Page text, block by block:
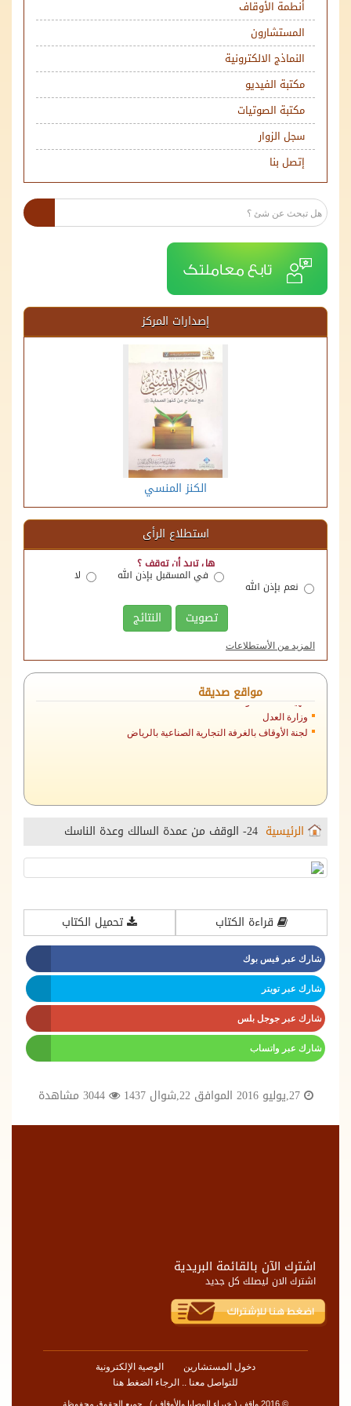
أنطمة الأوقاف
المستشارون
النماذج الالكترونية
مكتبة الفيديو
مكتبة الصوتيات
سجل الزوار
إتصل بنا
إصدارات المركز
الكنز المنسي
استطلاع الرأى
هل تريد أن توقف ؟
نعم بإذن الله
في المسقبل بإذن الله لا
تصويت النتائج
المزيد من الأستطلاعات
مواقع صديقة
الهيئة العامة للأوقاف
وزارة العدل
لجنة الأوقاف بالغرفة التجارية الصناعية بالرياض
الرئيسية 24- الوقف من عمدة السالك وعدة الناسك
قراءة الكتاب تحميل الكتاب
شارك عبر فيس بوك
شارك عبر تويتر
شارك عبر جوجل بلس
شارك عبر واتساب
27,يوليو 2016 الموافق 22,شوال 1437 3044 مشاهدة
اشترك الآن بالقائمة البريدية
اشترك الان ليصلك كل جديد
دخول المستشارين
الوصية الإلكترونية
للتواصل معنا .. الرجاء الضغط هنا
© 2016 واقف ( خبراء الوصايا والأوقاف ) . جميع الحقوق محفوظة